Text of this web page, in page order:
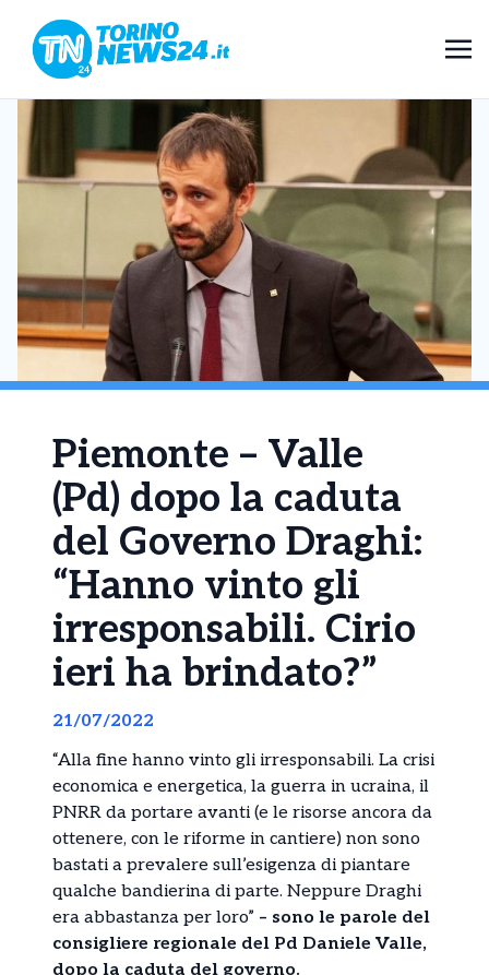
Piemonte – Valle
(Pd) dopo la caduta
del Governo Draghi:
“Hanno vinto gli
irresponsabili. Cirio
ieri ha brindato?”
21/07/2022
“Alla fine hanno vinto gli irresponsabili. La crisi
economica e energetica, la guerra in ucraina, il
PNRR da portare avanti (e le risorse ancora da
ottenere, con le riforme in cantiere) non sono
bastati a prevalere sull’esigenza di piantare
qualche bandierina di parte. Neppure Draghi
era abbastanza per loro” – sono le parole del
consigliere regionale del Pd Daniele Valle,
dopo la caduta del governo.